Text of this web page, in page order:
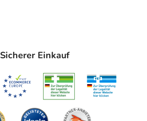
Sicherer Einkauf